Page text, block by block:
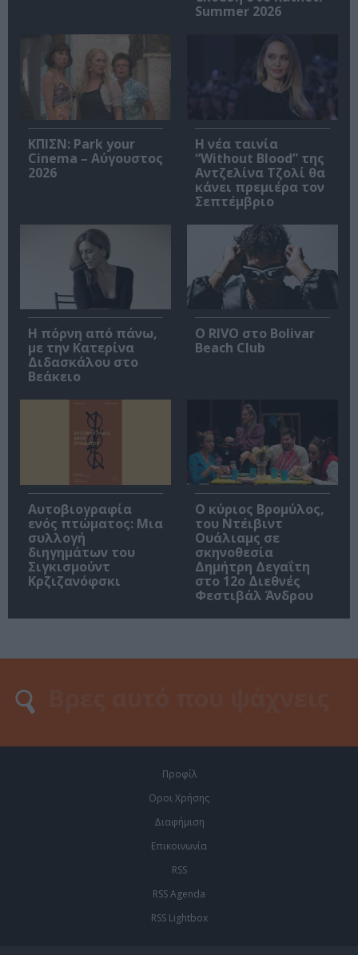
Summer 2026
ΚΠΙΣΝ: Park your
Cinema – Αύγουστος
2026
Η νέα ταινία
“Without Blood” της
Αντζελίνα Τζολί θα
κάνει πρεμιέρα τον
Σεπτέμβριο
Η πόρνη από πάνω,
με την Κατερίνα
Διδασκάλου στο
Βεάκειο
Ο RIVO στο Bolivar
Beach Club
Αυτοβιογραφία
ενός πτώματος: Μια
συλλογή
διηγημάτων του
Σιγκισμούντ
Κρζιζανόφσκι
O κύριος Βρομύλος,
του Ντέιβιντ
Ουάλιαμς σε
σκηνοθεσία
Δημήτρη Δεγαΐτη
στο 12ο Διεθνές
Φεστιβάλ Άνδρου
Προφίλ
Οροι Χρήσης
Διαφήμιση
Επικοινωνία
RSS
RSS Agenda
RSS Lightbox